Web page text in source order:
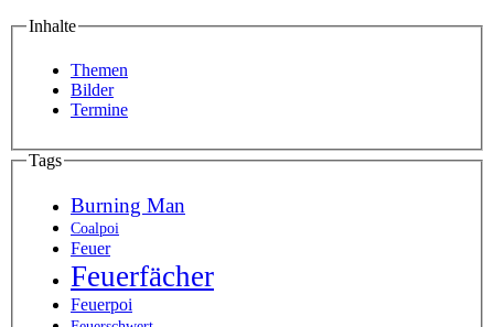
Inhalte
Themen
Bilder
Termine
Tags
Burning Man
Coalpoi
Feuer
Feuerfächer
Feuerpoi